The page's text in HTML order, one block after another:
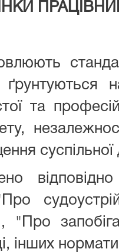
та
суспільної
"Про
інших